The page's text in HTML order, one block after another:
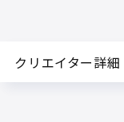
クリエイター詳細